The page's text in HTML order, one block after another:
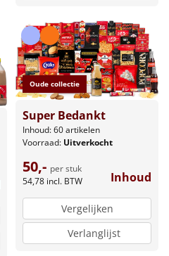
Oude collectie
Super Bedankt
Inhoud: 60 artikelen
Voorraad: Uitverkocht
50,- per stuk
54,78 incl. BTW Inhoud
Vergelijken
Verlanglijst